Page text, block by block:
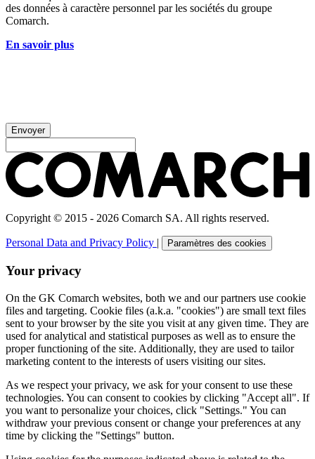
des données à caractère personnel par les sociétés du groupe
Comarch.
En savoir plus
Envoyer
Copyright © 2015 - 2026 Comarch SA. All rights reserved.
Personal Data and Privacy Policy | Paramètres des cookies
Your privacy
On the GK Comarch websites, both we and our partners use cookie
files and targeting. Cookie files (a.k.a. "cookies") are small text files
sent to your browser by the site you visit at any given time. They are
used for analytical and statistical purposes as well as to ensure the
proper functioning of the site. Additionally, they are used to tailor
marketing content to the interests of users visiting our sites.
As we respect your privacy, we ask for your consent to use these
technologies. You can consent to cookies by clicking "Accept all". If
you want to personalize your choices, click "Settings." You can
withdraw your previous consent or change your preferences at any
time by clicking the "Settings" button.